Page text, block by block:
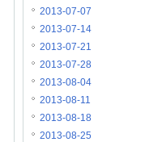
2013-07-07
2013-07-14
2013-07-21
2013-07-28
2013-08-04
2013-08-11
2013-08-18
2013-08-25